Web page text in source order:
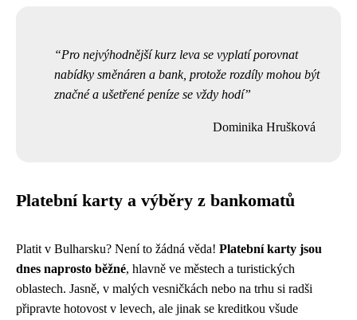
Pro nejvýhodnější kurz leva se vyplatí porovnat
nabídky směnáren a bank, protože rozdíly mohou být
značné a ušetřené peníze se vždy hodí
Dominika Hrušková
Platební karty a výběry z bankomatů
Platit v Bulharsku? Není to žádná věda! Platební karty jsou
dnes naprosto běžné, hlavně ve městech a turistických
oblastech. Jasně, v malých vesničkách nebo na trhu si radši
připravte hotovost v levech, ale jinak se kreditkou všude